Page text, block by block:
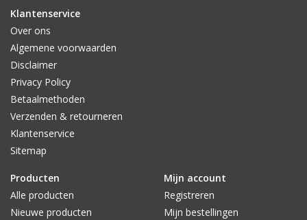
Klantenservice
Over ons
Algemene voorwaarden
Disclaimer
Privacy Policy
Betaalmethoden
Verzenden & retourneren
Klantenservice
Sitemap
Producten
Alle producten
Nieuwe producten
Mijn account
Registreren
Mijn bestellingen